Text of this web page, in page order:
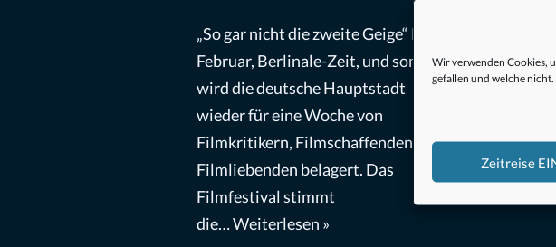
Wir verwenden Cookies,
gefallen und welche nicht.
Zeitreise
„So gar nicht die zweite Geige“ Es ist
Februar, Berlinale-Zeit, und somit
wird die deutsche Hauptstadt
wieder für eine Woche von
Filmkritikern, Filmschaffenden und
Filmliebenden belagert. Das
Filmfestival stimmt
die…Weiterlesen »